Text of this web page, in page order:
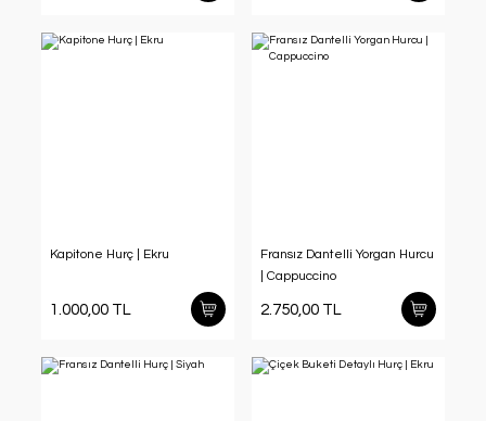
Kapitone Hurç | Ekru
1.000,00 TL
Fransız Dantelli Yorgan Hurcu
| Cappuccino
2.750,00 TL